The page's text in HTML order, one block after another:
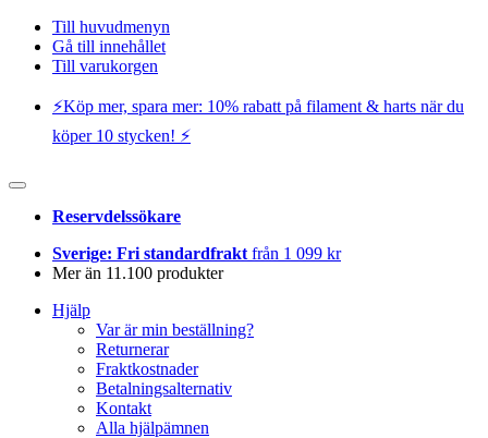
Till huvudmenyn
Gå till innehållet
Till varukorgen
⚡️Köp mer, spara mer: 10% rabatt på filament & harts när du
köper 10 stycken! ⚡️
Reservdelssökare
Sverige: Fri standardfrakt från 1 099 kr
Mer än 11.100 produkter
Hjälp
Var är min beställning?
Returnerar
Fraktkostnader
Betalningsalternativ
Kontakt
Alla hjälpämnen